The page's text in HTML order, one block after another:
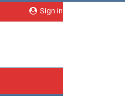
Sign in